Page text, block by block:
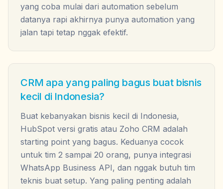
yang coba mulai dari automation sebelum
datanya rapi akhirnya punya automation yang
jalan tapi tetap nggak efektif.
CRM apa yang paling bagus buat bisnis
kecil di Indonesia?
Buat kebanyakan bisnis kecil di Indonesia,
HubSpot versi gratis atau Zoho CRM adalah
starting point yang bagus. Keduanya cocok
untuk tim 2 sampai 20 orang, punya integrasi
WhatsApp Business API, dan nggak butuh tim
teknis buat setup. Yang paling penting adalah